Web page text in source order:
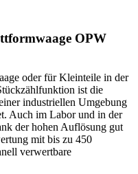
OPW
oder für Kleinteile in der
ist die
industriellen Umgebung
Auch im Labor und in der
der hohen Auflösung gut
mit bis zu 450
verwertbare